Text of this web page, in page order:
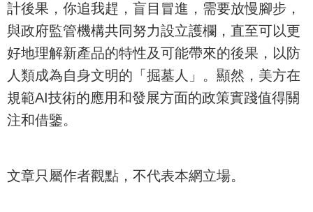
計後果，你追我趕，盲目冒進，需要放慢腳步，
與政府監管機構共同努力設立護欄，直至可以更
好地理解新產品的特性及可能帶來的後果，以防
人類成為自身文明的「掘墓人」。顯然，美方在
規範AI技術的應用和發展方面的政策實踐值得關
注和借鑒。
文章只屬作者觀點，不代表本網立場。